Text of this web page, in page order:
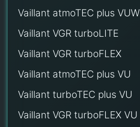
Vaillant atmoTEC plus VUW
Vaillant VGR turboLITE
Vaillant VGR turboFLEX
Vaillant atmoTEC plus VU
Vaillant turboTEC plus VU
Vaillant VGR turboFLEX VU